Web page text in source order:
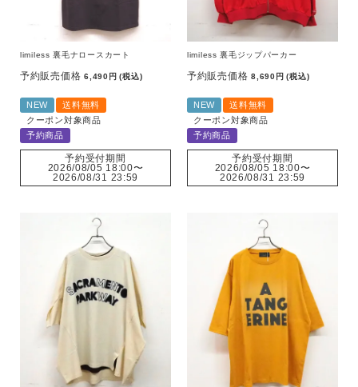
この条件で絞り込む
limiless 裏毛ナロースカート
予約販売価格 6,490 税込
NEW
送料無料
クーポン対象商品
予約商品
予約受付期間
2026/08/05 18:00〜
2026/08/31 23:59
limiless 裏毛ジップパーカー
予約販売価格 8,690 税込
NEW
送料無料
クーポン対象商品
予約商品
予約受付期間
2026/08/05 18:00〜
2026/08/31 23:59